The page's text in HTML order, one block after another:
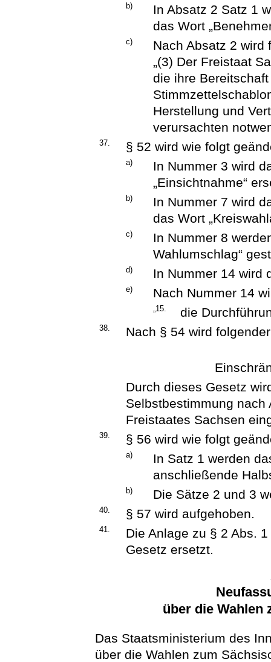
b)
In Absatz 2 Satz 1
das Wort
c)
Nach Absatz 2 wird
„(3) Der Freistaat
die ihre
Herstellung und
verursachten
37. § 52 wird wie folgt
a)
In Nummer 3 wird
„Einsichtnahme“
b)
In Nummer 7 wird
das Wort
c)
In Nummer 8
Wahlumschlag“
d) In Nummer 14 wird
e) Nach Nummer 14
„15. die
38. Nach § 54 wird
Durch dieses Gesetz
Selbstbestimmung nach
Freistaates Sachsen
39. § 56 wird wie folgt
a)
In Satz 1 werden
anschließende
b) Die Sätze 2 und 3
40. § 57 wird aufgehoben.
41.
Die Anlage zu § 2 Abs.
Gesetz ersetzt.
über die Wahlen
Das Staatsministerium des
über die Wahlen zum